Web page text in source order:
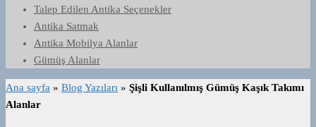
Talep Edilen Antika Seçenekler
Antika Satmak
Antika Mobilya Alanlar
Gümüş Alanlar
Ana sayfa » Blog Yazıları » Şişli Kullanılmış Gümüş Kaşık Takımı
Alanlar